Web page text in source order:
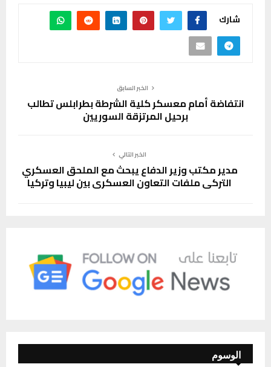
شارك
الخبر السابق
انتفاضة أمام معسكر كلية الشرطة بطرابلس تطالب
برحيل المرتزقة السوريين
الخبر التالي
مدير مكتب وزير الدفاع يبحث مع الملحق العسكري
التركي ملفات التعاون العسكري بين ليبيا وتركيا
الوسوم